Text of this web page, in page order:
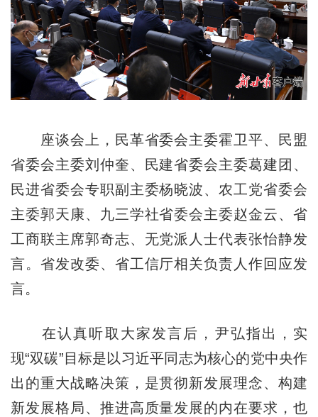
座谈会上，民革省委会主委霍卫平、民盟
省委会主委刘仲奎、民建省委会主委葛建团、
民进省委会专职副主委杨晓波、农工党省委会
主委郭天康、九三学社省委会主委赵金云、省
工商联主席郭奇志、无党派人士代表张怡静发
言。省发改委、省工信厅相关负责人作回应发
言。
在认真听取大家发言后，尹弘指出，实
现“双碳”目标是以习近平同志为核心的党中央作
出的重大战略决策，是贯彻新发展理念、构建
新发展格局、推进高质量发展的内在要求，也